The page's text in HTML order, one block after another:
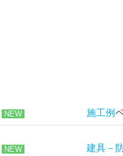
N EW 施工例
N EW 建具－